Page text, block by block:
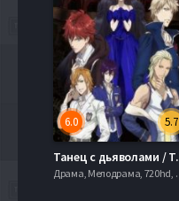
5.7
6.0
Танец с
Драма,